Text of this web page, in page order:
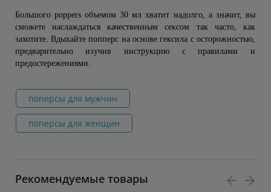
Большого poppers объемом 30 мл хватит надолго, а значит, вы
сможете наслаждаться качественным сексом так часто, как
захотите. Вдыхайте попперс на основе гексила с осторожностью,
предварительно изучив инструкцию с правилами и
предостережениями.
поперсы для мужчин
поперсы для женщин
Рекомендуемые товары